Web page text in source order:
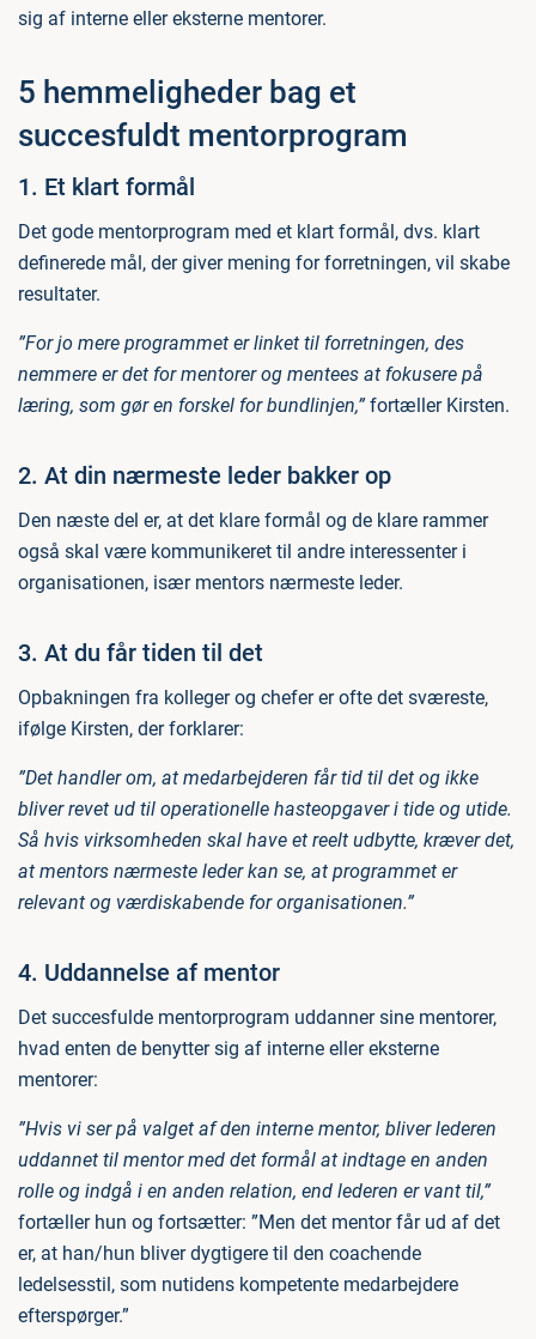
sig af interne eller eksterne mentorer.
5 hemmeligheder bag et
succesfuldt mentorprogram
1. Et klart formål
Det gode mentorprogram med et klart formål, dvs. klart
definerede mål, der giver mening for forretningen, vil skabe
resultater.
”For jo mere programmet er linket til forretningen, des
nemmere er det for mentorer og mentees at fokusere på
læring, som gør en forskel for bundlinjen,”fortæller Kirsten.
2. At din nærmeste leder bakker op
Den næste del er, at det klare formål og de klare rammer
også skal være kommunikeret til andre interessenter i
organisationen, især mentors nærmeste leder.
3. At du får tiden til det
Opbakningen fra kolleger og chefer er ofte det sværeste,
ifølge Kirsten, der forklarer:
”Det handler om, at medarbejderen får tid til det og ikke
bliver revet ud til operationelle hasteopgaver i tide og utide.
Så hvis virksomheden skal have et reelt udbytte, kræver det,
at mentors nærmeste leder kan se, at programmet er
relevant og værdiskabende for organisationen.”
4. Uddannelse af mentor
Det succesfulde mentorprogram uddanner sine mentorer,
hvad enten de benytter sig af interne eller eksterne
mentorer:
”Hvis vi ser på valget af den interne mentor, bliver lederen
uddannet til mentor med det formål at indtage en anden
rolle og indgå i en anden relation, end lederen er vant til,”
fortæller hun og fortsætter: ”Men det mentor får ud af det
er, at han/hun bliver dygtigere til den coachende
ledelsesstil, som nutidens kompetente medarbejdere
efterspørger.”